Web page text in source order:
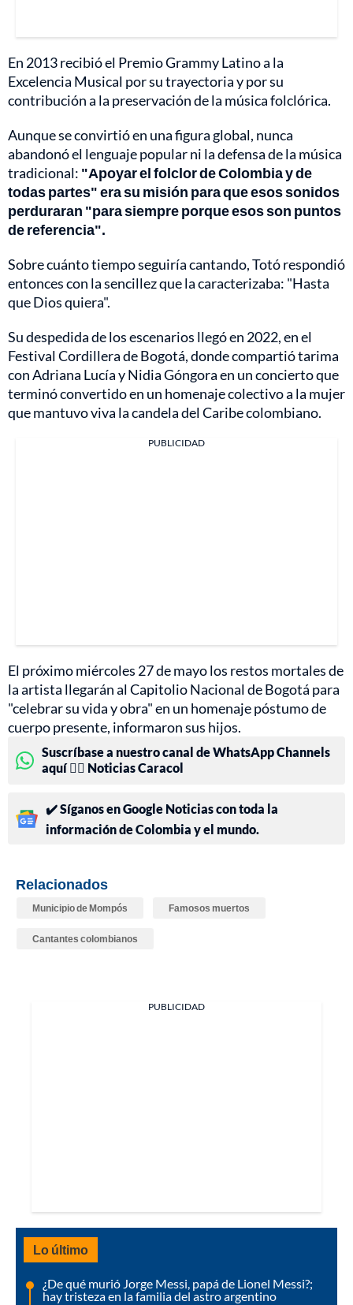
En 2013 recibió el Premio Grammy Latino a la
Excelencia Musical por su trayectoria y por su
contribución a la preservación de la música folclórica.
Aunque se convirtió en una figura global, nunca
abandonó el lenguaje popular ni la defensa de la música
tradicional: "Apoyar el folclor de Colombia y de
todas partes" era su misión para que esos sonidos
perduraran "para siempre porque esos son puntos
de referencia".
Sobre cuánto tiempo seguiría cantando, Totó respondió
entonces con la sencillez que la caracterizaba: "Hasta
que Dios quiera".
Su despedida de los escenarios llegó en 2022, en el
Festival Cordillera de Bogotá, donde compartió tarima
con Adriana Lucía y Nidia Góngora en un concierto que
terminó convertido en un homenaje colectivo a la mujer
que mantuvo viva la candela del Caribe colombiano.
PUBLICIDAD
El próximo miércoles 27 de mayo los restos mortales de
la artista llegarán al Capitolio Nacional de Bogotá para
"celebrar su vida y obra" en un homenaje póstumo de
cuerpo presente, informaron sus hijos.
Suscríbase a nuestro canal de WhatsApp Channels
aquí 👉🏻 Noticias Caracol
✔️ Síganos en Google Noticias con toda la
información de Colombia y el mundo.
Relacionados
Municipio de Mompós Famosos muertos
Cantantes colombianos
PUBLICIDAD
Lo último
¿De qué murió Jorge Messi, papá de Lionel Messi?;
hay tristeza en la familia del astro argentino